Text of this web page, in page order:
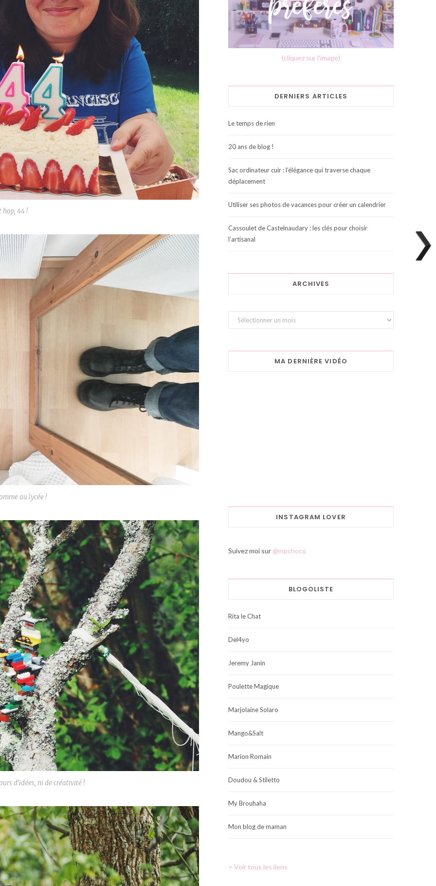
hop, 44 !
au lycée !
d’idées, ni de créativité !
(cliquez sur l'image)
DERNIERS ARTICLES
Le temps de rien
20 ans de blog !
Sac ordinateur cuir : l’élégance qui traverse chaque
déplacement
Utiliser ses photos de vacances pour créer un calendrier
Cassoulet de Castelnaudary : les clés pour choisir
l’artisanal
ARCHIVES
Archives
MA DERNIÈRE VIDÉO
INSTAGRAM LOVER
Suivez moi sur @mpchoco
BLOGOLISTE
Rita le Chat
Del4yo
Jeremy Janin
Poulette Magique
Marjolaine Solaro
Mango&Salt
Marion Romain
Doudou & Stiletto
My Brouhaha
Mon blog de maman
> Voir tous les liens